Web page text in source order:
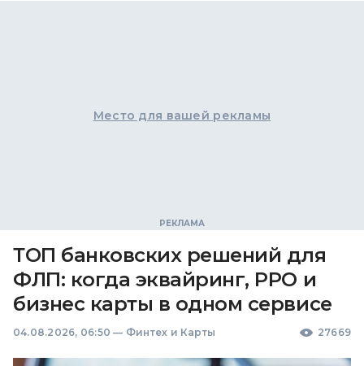
Место для вашей рекламы
ТОП банковских решений для
ФЛП: когда эквайринг, РРО и
бизнес карты в одном сервисе
04.08.2026, 06:50 — Финтех и Карты 27669